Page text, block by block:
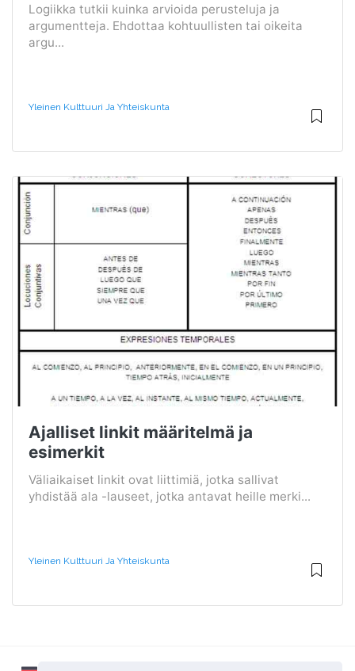
Logiikka tutkii kuinka arvioida perusteluja ja
argumentteja. Ehdottaa kohtuullisten tai oikeita
argu...
Yleinen Kulttuuri Ja Yhteiskunta
Ajalliset linkit määritelmä ja
esimerkit
Väliaikaiset linkit ovat liittimiä, jotka sallivat
yhdistää ala -lauseet, jotka antavat heille merki...
Yleinen Kulttuuri Ja Yhteiskunta